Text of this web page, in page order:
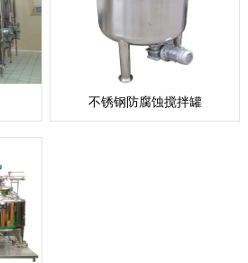
不锈钢防腐蚀搅拌罐